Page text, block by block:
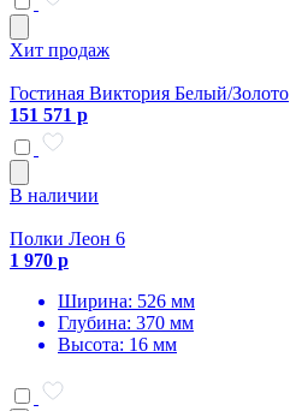
Хит продаж
Гостиная Виктория Белый/Золото
151 571 р
В наличии
Полки Леон 6
1 970 р
Ширина: 526 мм
Глубина: 370 мм
Высота: 16 мм